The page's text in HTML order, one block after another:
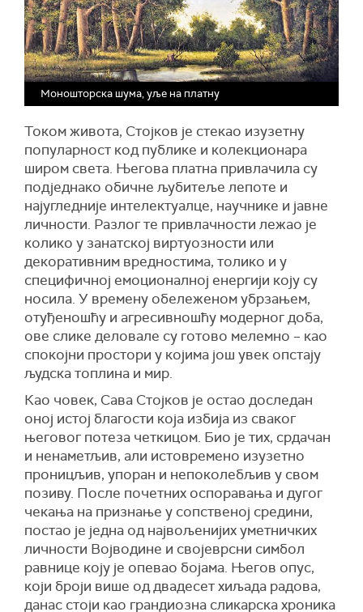
Моношторска шума, уље на платну
Током живота, Стојков је стекао изузетну
популарност код публике и колекционара
широм света. Његова платна привлачила су
подједнако обичне љубитеље лепоте и
најугледније интелектуалце, научнике и јавне
личности. Разлог те привлачности лежао је
колико у занатској виртуозности или
декоративним вредностима, толико и у
специфичној емоционалној енергији коју су
носила. У времену обележеном убрзањем,
отуђеношћу и агресивношћу модерног доба,
ове слике деловале су готово мелемно – као
спокојни простори у којима још увек опстају
људска топлина и мир.
Као човек, Сава Стојков је остао доследан
оној истој благости која избија из сваког
његовог потеза четкицом. Био је тих, срдачан
и ненаметљив, али истовремено изузетно
проницљив, упоран и непоколебљив у свом
позиву. После почетних оспоравања и дугог
чекања на признање у сопственој средини,
постао је једна од највољенијих уметничких
личности Војводине и својеврсни симбол
равнице коју је опевао бојама. Његов опус,
који броји више од двадесет хиљада радова,
данас стоји као грандиозна сликарска хроника